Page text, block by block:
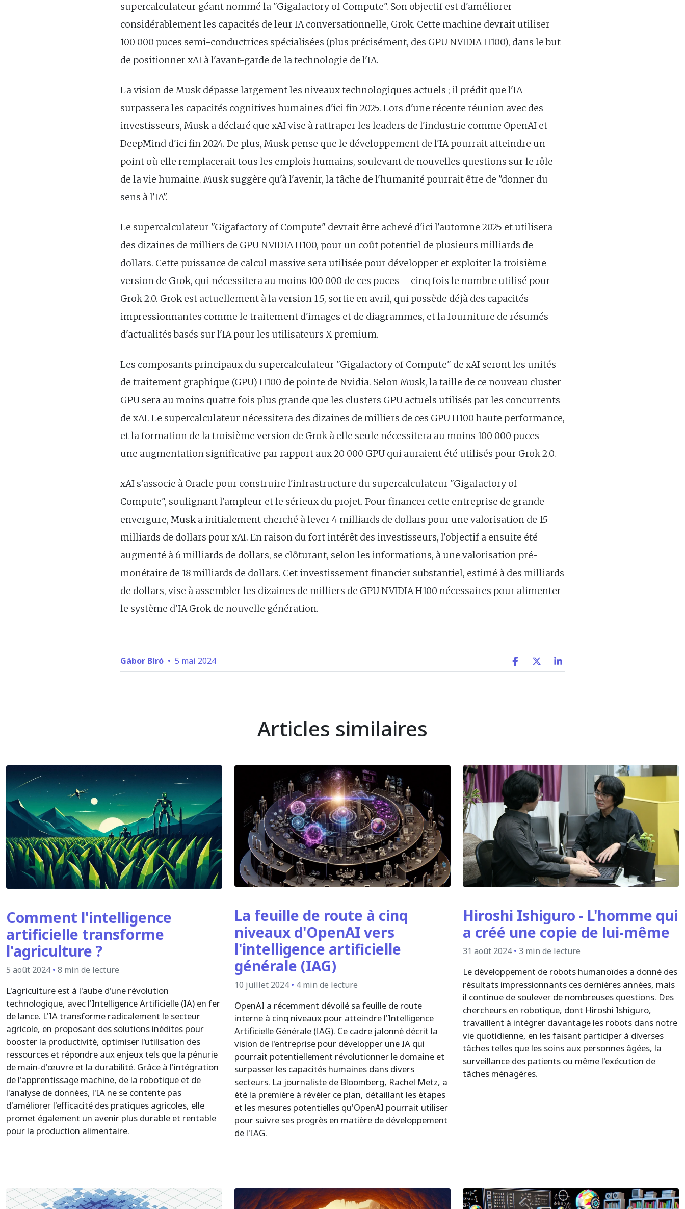
supercalculateur géant nommé la "Gigafactory of Compute". Son objectif est d'améliorer
considérablement les capacités de leur IA conversationnelle, Grok. Cette machine devrait utiliser
100 000 puces semi-conductrices spécialisées (plus précisément, des GPU NVIDIA H100), dans le but
de positionner xAI à l'avant-garde de la technologie de l'IA.
La vision de Musk dépasse largement les niveaux technologiques actuels ; il prédit que l'IA
surpassera les capacités cognitives humaines d'ici fin 2025. Lors d'une récente réunion avec des
investisseurs, Musk a déclaré que xAI vise à rattraper les leaders de l'industrie comme OpenAI et
DeepMind d'ici fin 2024. De plus, Musk pense que le développement de l'IA pourrait atteindre un
point où elle remplacerait tous les emplois humains, soulevant de nouvelles questions sur le rôle
de la vie humaine. Musk suggère qu'à l'avenir, la tâche de l'humanité pourrait être de "donner du
sens à l'IA".
Le supercalculateur "Gigafactory of Compute" devrait être achevé d'ici l'automne 2025 et utilisera
des dizaines de milliers de GPU NVIDIA H100, pour un coût potentiel de plusieurs milliards de
dollars. Cette puissance de calcul massive sera utilisée pour développer et exploiter la troisième
version de Grok, qui nécessitera au moins 100 000 de ces puces – cinq fois le nombre utilisé pour
Grok 2.0. Grok est actuellement à la version 1.5, sortie en avril, qui possède déjà des capacités
impressionnantes comme le traitement d'images et de diagrammes, et la fourniture de résumés
d'actualités basés sur l'IA pour les utilisateurs X premium.
Les composants principaux du supercalculateur "Gigafactory of Compute" de xAI seront les unités
de traitement graphique (GPU) H100 de pointe de Nvidia. Selon Musk, la taille de ce nouveau cluster
GPU sera au moins quatre fois plus grande que les clusters GPU actuels utilisés par les concurrents
de xAI. Le supercalculateur nécessitera des dizaines de milliers de ces GPU H100 haute performance,
et la formation de la troisième version de Grok à elle seule nécessitera au moins 100 000 puces –
une augmentation significative par rapport aux 20 000 GPU qui auraient été utilisés pour Grok 2.0.
xAI s'associe à Oracle pour construire l'infrastructure du supercalculateur "Gigafactory of
Compute", soulignant l'ampleur et le sérieux du projet. Pour financer cette entreprise de grande
envergure, Musk a initialement cherché à lever 4 milliards de dollars pour une valorisation de 15
milliards de dollars pour xAI. En raison du fort intérêt des investisseurs, l'objectif a ensuite été
augmenté à 6 milliards de dollars, se clôturant, selon les informations, à une valorisation pré-
monétaire de 18 milliards de dollars. Cet investissement financier substantiel, estimé à des milliards
de dollars, vise à assembler les dizaines de milliers de GPU NVIDIA H100 nécessaires pour alimenter
le système d'IA Grok de nouvelle génération.
Gábor Bíró • 5 mai 2024
Articles similaires
Comment l'intelligence
artificielle transforme
l'agriculture ?
5 août 2024 • 8 min de lecture
L'agriculture est à l'aube d'une révolution
technologique, avec l'Intelligence Artificielle (IA) en fer
de lance. L'IA transforme radicalement le secteur
agricole, en proposant des solutions inédites pour
booster la productivité, optimiser l'utilisation des
ressources et répondre aux enjeux tels que la pénurie
de main-d'œuvre et la durabilité. Grâce à l'intégration
de l'apprentissage machine, de la robotique et de
l'analyse de données, l'IA ne se contente pas
d'améliorer l'efficacité des pratiques agricoles, elle
promet également un avenir plus durable et rentable
pour la production alimentaire.
La feuille de route à cinq
niveaux d'OpenAI vers
l'intelligence artificielle
générale (IAG)
10 juillet 2024 • 4 min de lecture
OpenAI a récemment dévoilé sa feuille de route
interne à cinq niveaux pour atteindre l'Intelligence
Artificielle Générale (IAG). Ce cadre jalonné décrit la
vision de l'entreprise pour développer une IA qui
pourrait potentiellement révolutionner le domaine et
surpasser les capacités humaines dans divers
secteurs. La journaliste de Bloomberg, Rachel Metz, a
été la première à révéler ce plan, détaillant les étapes
et les mesures potentielles qu'OpenAI pourrait utiliser
pour suivre ses progrès en matière de développement
de l'IAG.
Hiroshi Ishiguro - L'homme qui
a créé une copie de lui-même
31 août 2024 • 3 min de lecture
Le développement de robots humanoïdes a donné des
résultats impressionnants ces dernières années, mais
il continue de soulever de nombreuses questions. Des
chercheurs en robotique, dont Hiroshi Ishiguro,
travaillent à intégrer davantage les robots dans notre
vie quotidienne, en les faisant participer à diverses
tâches telles que les soins aux personnes âgées, la
surveillance des patients ou même l'exécution de
tâches ménagères.